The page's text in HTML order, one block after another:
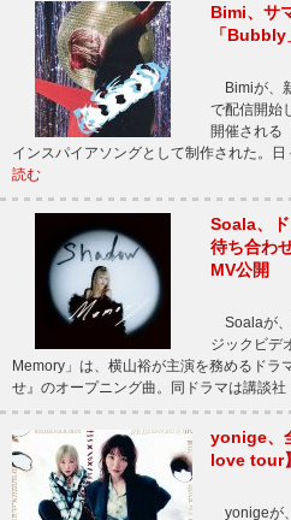
Bimi、サ
「
Bimiが、
で配信開始
開催される
インスパイアソングとして制作された。
読む
Soala、
待ち合わ
MV公開
Soalaが、
ジックビ
Memory」は、横山裕が主演を務めるドラ
せ』のオープニング曲。同ドラマは講談
yonige、
love tour
yonigeが